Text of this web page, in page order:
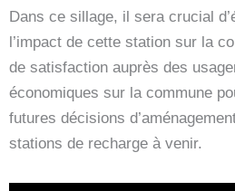
Dans ce sillage, il sera crucial
l’impact de cette station sur la
de satisfaction auprès des
économiques sur la commune
futures décisions
stations de recharge à venir.